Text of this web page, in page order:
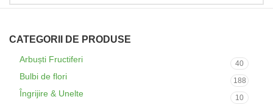
CATEGORII DE PRODUSE
Arbuști Fructiferi 40
Bulbi de flori 188
Îngrijire & Unelte 10